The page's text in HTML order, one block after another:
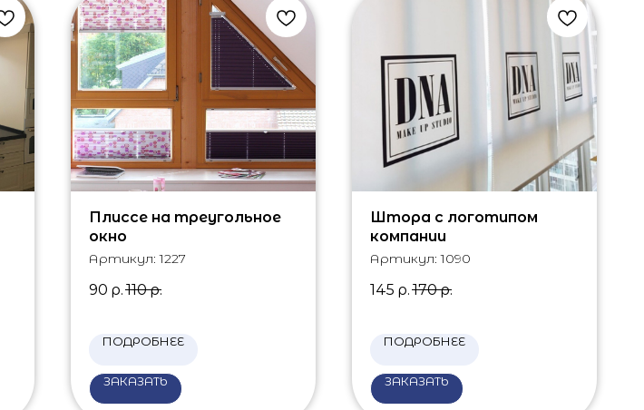
Плиссе на треугольное
окно
Артикул:1227
90 р. 110 р.
ПОДРОБНЕЕ
ЗАКАЗАТЬ
Штора с логотипом
компании
Артикул:1090
145 р. 170 р.
ПОДРОБНЕЕ
ЗАКАЗАТЬ